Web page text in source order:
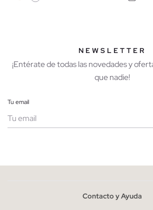
NEWSLETTER
¡Entérate de todas las novedades y
que nadie!
Tu email
He leído y entiendo lapolítica de privacidad
Contacto y Ayuda